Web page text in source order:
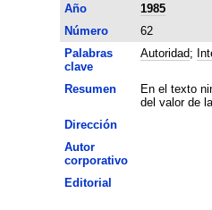
Año
1985
Número
62
Palabras
clave
Autoridad;
Resumen
En el texto
del valor de
Dirección
Autor
corporativo
Editorial